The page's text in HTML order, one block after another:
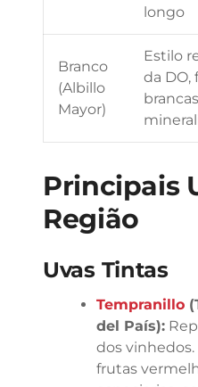
longo
Branco
(Albillo
Mayor)
Estilo
da DO,
Principais
Região
Uvas Tintas
Tempranillo
del País):
dos
frutas